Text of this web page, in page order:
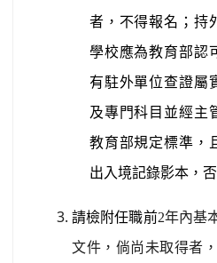
者，不得報名；持
學校應為教育部認
有駐外單位查證屬
及專門科目並經主
教育部規定標準，
出入境記錄影本，
請檢附任職前2年內基
文件，倘尚未取得者